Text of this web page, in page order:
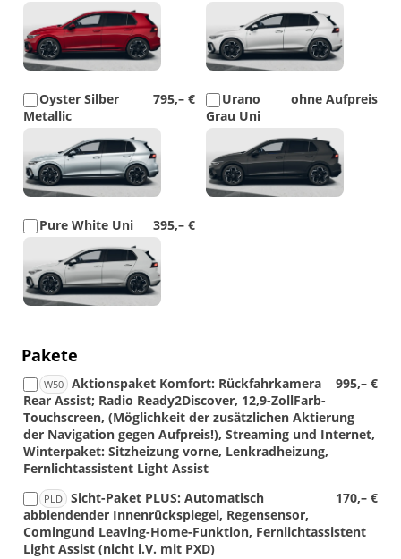
Pakete
W50 995,– €
Aktionspaket Komfort: Rückfahrkamera
Rear Assist; Radio Ready2Discover, 12,9-ZollFarb-
Touchscreen, (Möglichkeit der zusätzlichen Aktierung
der Navigation gegen Aufpreis!), Streaming und Internet,
Winterpaket: Sitzheizung vorne, Lenkradheizung,
Fernlichtassistent Light Assist
PLD 170,– €
Sicht-Paket PLUS: Automatisch
abblendender Innenrückspiegel, Regensensor,
Comingund Leaving-Home-Funktion, Fernlichtassistent
Light Assist (nicht i.V. mit PXD)
795,– €
Oyster Silber
Metallic
ohne Aufpreis
Urano
Grau Uni
395,– €
Pure White Uni